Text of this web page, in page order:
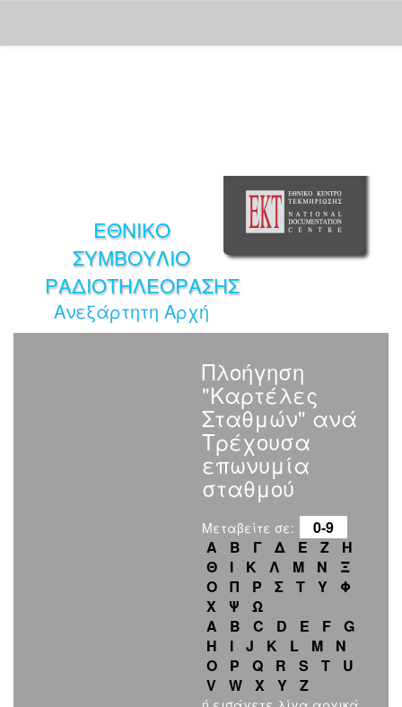
ΕΘΝΙΚΟ
ΣΥΜΒΟΥΛΙΟ
ΡΑΔΙΟΤΗΛΕΟΡΑΣΗΣ
Ανεξάρτητη Αρχή
Πλοήγηση
"Καρτέλες
Σταθμών" ανά
Τρέχουσα
επωνυμία
σταθμού
Μεταβείτε σε:
0-9
Α
Β Γ Δ Ε Ζ
Η
Θ
Ι Κ Λ Μ Ν
Ξ
Ο
Π Ρ Σ Τ Υ
Φ
Χ
Ψ
Ω
A
B C D E F
G
H
I J K L M
N
O
P Q R S T
U
V
W X Y Z